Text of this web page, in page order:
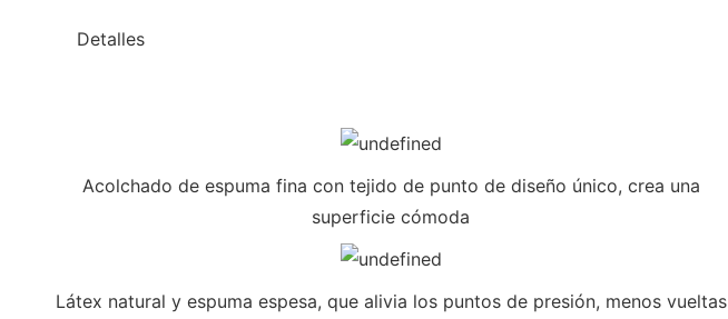
Detalles
Acolchado de espuma fina con tejido de punto de diseño único, crea una
superficie cómoda
Látex natural y espuma espesa, que alivia los puntos de presión, menos vueltas